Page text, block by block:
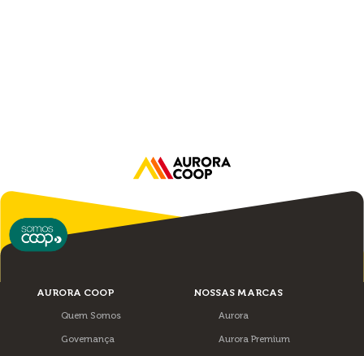
AURORA COOP
Quem Somos
Governança
NOSSAS MARCAS
Aurora
Aurora Premium